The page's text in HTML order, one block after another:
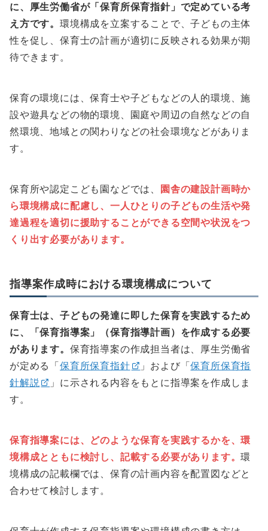
に、厚生労働省が「保育所保育指針」で定めている考
え方です。 環境構成を立案することで、子どもの主体
性を促し、保育士の計画が適切に反映される効果が期
待できます。
保育の環境には、保育士や子どもなどの人的環境、施
設や遊具などの物的環境、園庭や周辺の自然などの自
然環境、地域との関わりなどの社会環境などがありま
す。
保育所や認定こども園などでは、 園舎の建設計画時か
ら環境構成に配慮し、一人ひとりの子どもの生活や発
達過程を適切に援助することができる空間や状況をつ
くり出す必要があります。
指導案作成時における環境構成について
保育士は、子どもの発達に即した保育を実践するため
に、「保育指導案」（保育指導計画）を作成する必要
があります。 保育指導案の作成担当者は、厚生労働省
が定める「保育所保育指針 」および「保育所保育指
針解説
」に示される内容をもとに指導案を作成しま
す。
保育指導案には、どのような保育を実践するかを、環
境構成とともに検討し、記載する必要があります。環
境構成の記載欄では、保育の計画内容を配置図などと
合わせて検討します。